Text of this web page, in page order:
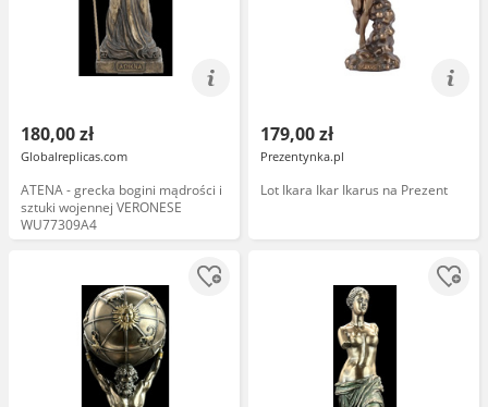
180,00 zł
Globalreplicas.com
ATENA - grecka bogini mądrości i
sztuki wojennej VERONESE
WU77309A4
179,00 zł
Prezentynka.pl
Lot Ikara Ikar Ikarus na Prezent